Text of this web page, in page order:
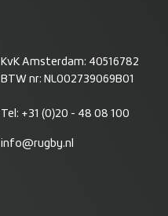
KvK Amsterdam: 40516782
BTW nr: NL002739069B01
Tel: +31 (0)20 - 48 08 100
info@rugby.nl